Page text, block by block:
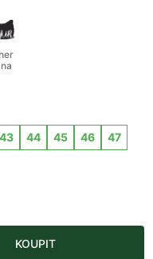
43 44 45 46
47
KOUPIT